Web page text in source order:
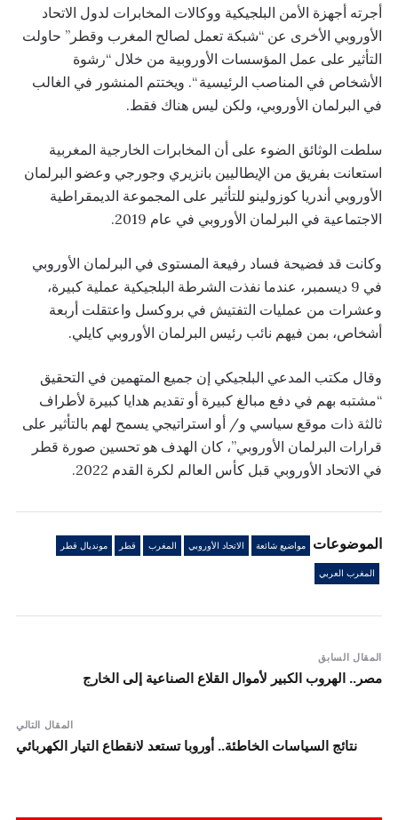
أجرته أجهزة الأمن البلجيكية ووكالات المخابرات لدول الاتحاد
الأوروبي الأخرى عن “شبكة تعمل لصالح المغرب وقطر” حاولت
التأثير على عمل المؤسسات الأوروبية من خلال “رشوة
الأشخاص في المناصب الرئيسية “. ويختتم المنشور في الغالب
في البرلمان الأوروبي، ولكن ليس هناك فقط.
سلطت الوثائق الضوء على أن المخابرات الخارجية المغربية
استعانت بفريق من الإيطاليين بانزيري وجورجي وعضو البرلمان
الأوروبي أندريا كوزولينو للتأثير على المجموعة الديمقراطية
الاجتماعية في البرلمان الأوروبي في عام 2019.
وكانت قد فضيحة فساد رفيعة المستوى في البرلمان الأوروبي
في 9 ديسمبر، عندما نفذت الشرطة البلجيكية عملية كبيرة،
وعشرات من عمليات التفتيش في بروكسل واعتقلت أربعة
أشخاص، بمن فيهم نائب رئيس البرلمان الأوروبي كايلي.
وقال مكتب المدعي البلجيكي إن جميع المتهمين في التحقيق
“مشتبه بهم في دفع مبالغ كبيرة أو تقديم هدايا كبيرة لأطراف
ثالثة ذات موقع سياسي و/ أو استراتيجي يسمح لهم بالتأثير على
قرارات البرلمان الأوروبي”، كان الهدف هو تحسين صورة قطر
في الاتحاد الأوروبي قبل كأس العالم لكرة القدم 2022.
الموضوعات مواضيع شائعة الاتحاد الأوروبي المغرب قطر مونديال قطر
المغرب العربي
المقال السابق
مصر.. الهروب الكبير لأموال القلاع الصناعية إلى الخارج
المقال التالي
نتائج السياسات الخاطئة.. أوروبا تستعد لانقطاع التيار الكهربائي